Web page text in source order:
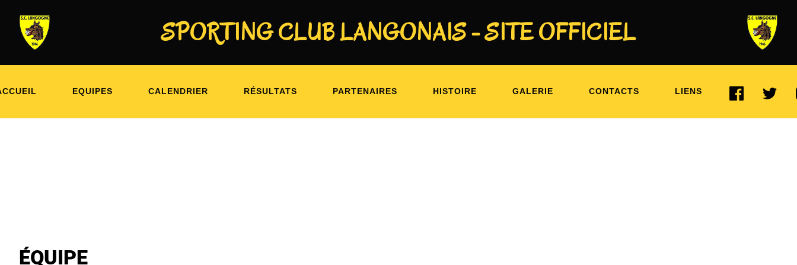
SPORTING CLUB LANGONAIS - SITE OFFICIEL
EQUIPES CALENDRIER RÉSULTATS PARTENAIRES HISTOIRE GALERIE CONTACTS LIENS
ÉQUIPE